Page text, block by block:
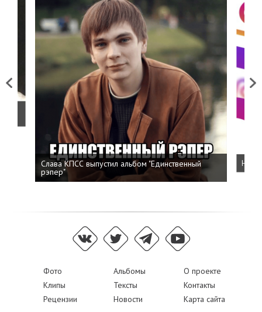
Previous
Слава КПСС выпустил альбом "Единственный
рэпер"
Next
Фото Альбомы
О проекте
Клипы
Тексты
Контакты
Рецензии
Новости Карта сайта